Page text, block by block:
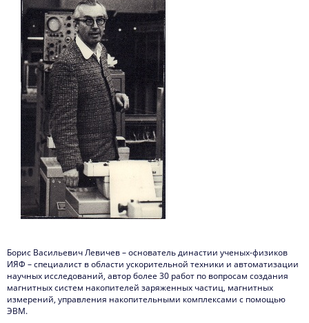
Борис Васильевич Левичев – основатель династии ученых-физиков
ИЯФ – специалист в области ускорительной техники и автоматизации
научных исследований, автор более 30 работ по вопросам создания
магнитных систем накопителей заряженных частиц, магнитных
измерений, управления накопительными комплексами с помощью
ЭВМ.